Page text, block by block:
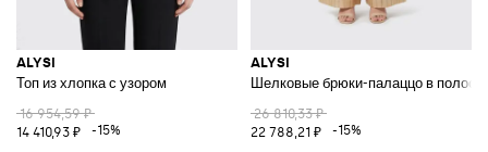
ALYSI
Топ из хлопка с узором
16 954,59 ₽
14 410,93 ₽
-15%
ALYSI
Шелковые брюки-палаццо в
26 810,33 ₽
22 788,21 ₽
-15%